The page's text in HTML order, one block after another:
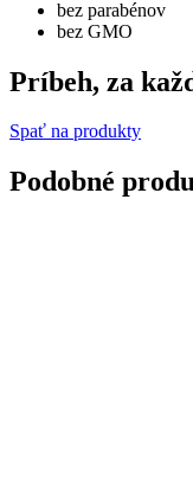
bez parabénov
bez GMO
Príbeh, za
Spať na produkty
Podobné